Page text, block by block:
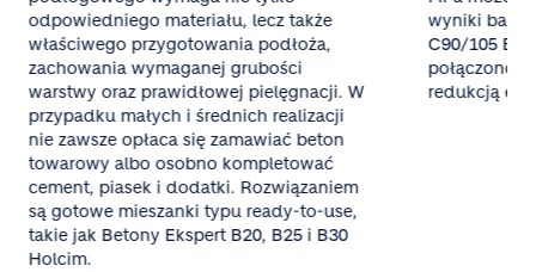
odpowiedniego materiału, lecz także
właściwego przygotowania podłoża,
zachowania wymaganej grubości
warstwy oraz prawidłowej pielęgnacji. W
przypadku małych i średnich realizacji
nie zawsze opłaca się zamawiać beton
towarowy albo osobno kompletować
cement, piasek i dodatki. Rozwiązaniem
są gotowe mieszanki typu ready-to-use,
takie jak Betony Ekspert B20, B25 i B30
Holcim.
wyniki
C90/105
połączono
redukcją